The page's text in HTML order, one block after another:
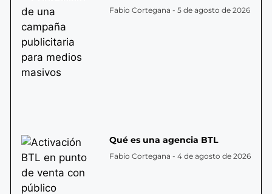
Fabio Cortegana 5 de agosto de 2026
Qué es una agencia BTL
Fabio Cortegana 4 de agosto de 2026